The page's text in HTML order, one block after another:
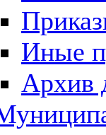
Иные
Архив